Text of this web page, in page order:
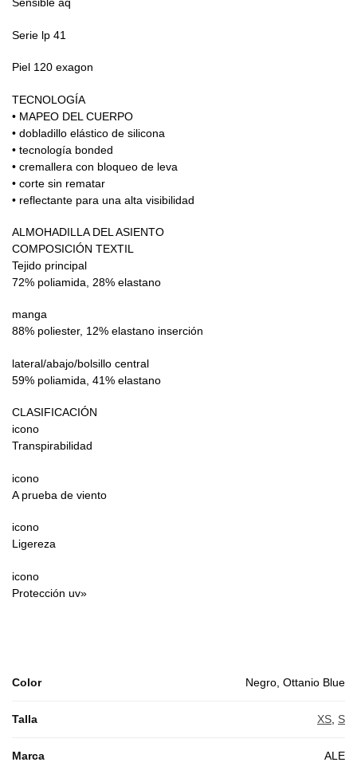
Sensible aq
Serie lp 41
Piel 120 exagon
TECNOLOGÍA
• MAPEO DEL CUERPO
• dobladillo elástico de silicona
• tecnología bonded
• cremallera con bloqueo de leva
• corte sin rematar
• reflectante para una alta visibilidad
ALMOHADILLA DEL ASIENTO
COMPOSICIÓN TEXTIL
Tejido principal
72% poliamida, 28% elastano
manga
88% poliester, 12% elastano inserción
lateral/abajo/bolsillo central
59% poliamida, 41% elastano
CLASIFICACIÓN
icono
Transpirabilidad
icono
A prueba de viento
icono
Ligereza
icono
Protección uv»
Color Negro, Ottanio Blue
Talla XS S
Marca ALE